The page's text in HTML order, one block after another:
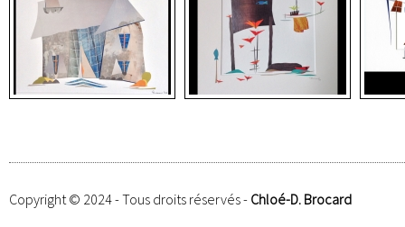
Copyright © 2024 - Tous droits réservés - Chloé-D. Brocard